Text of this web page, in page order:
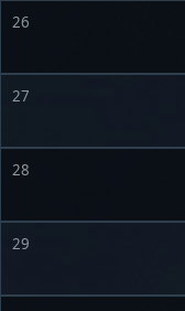
26
27
28
29